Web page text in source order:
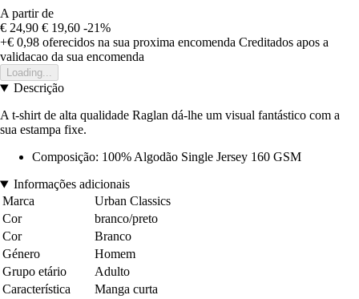
A partir de
€ 24,90 € 19,60 -21%
+€ 0,98 oferecidos na sua proxima encomenda Creditados apos a
validacao da sua encomenda
Loading...
Descrição
A t-shirt de alta qualidade Raglan dá-lhe um visual fantástico com a
sua estampa fixe.
Composição: 100% Algodão Single Jersey 160 GSM
Informações adicionais
Marca
Urban Classics
Cor
branco/preto
Cor
Branco
Género
Homem
Grupo etário
Adulto
Característica
Manga curta